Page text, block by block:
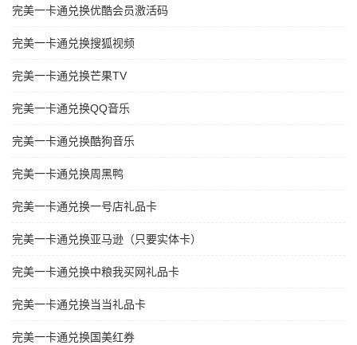
完美一卡通兑换优酷会员激活码
完美一卡通兑换搜狐视频
完美一卡通兑换芒果TV
完美一卡通兑换QQ音乐
完美一卡通兑换酷狗音乐
完美一卡通兑换周黑鸭
完美一卡通兑换一号店礼品卡
完美一卡通兑换亚马逊（只要实体卡）
完美一卡通兑换中粮我买网礼品卡
完美一卡通兑换当当礼品卡
完美一卡通兑换国美红券